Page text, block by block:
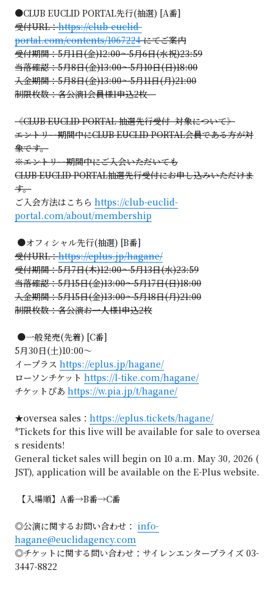
●CLUB EUCLID PORTAL先行(抽選) [A番]
受付URL：https://club-euclid-
portal.com/contents/1067224にてご案内
受付期間：5月1日(金)12:00～5月6日(水祝)23:59
当落確認：5月8日(金)13:00～5月10日(日)18:00
入金期間：5月8日(金)13:00～5月11日(月)21:00
制限枚数：各公演1会員様1申込2枚
《CLUB EUCLID PORTAL 抽選先行受付 対象について》
エントリー期間中にCLUB EUCLID PORTAL会員である方が対
象です。
※エントリー期間中にご入会いただいても
CLUB EUCLID PORTAL抽選先行受付にお申し込みいただけま
す。
ご入会方法はこちら https://club-euclid-
portal.com/about/membership
●オフィシャル先行(抽選) [B番]
受付URL：https://eplus.jp/hagane/
受付期間：5月7日(木)12:00～5月13日(水)23:59
当落確認：5月15日(金)13:00～5月17日(日)18:00
入金期間：5月15日(金)13:00～5月18日(月)21:00
制限枚数：各公演お一人様1申込2枚
●一般発売(先着) [C番]
5月30日(土)10:00〜
イープラス https://eplus.jp/hagane/
ローソンチケット https://l-tike.com/hagane/
チケットぴあ https://w.pia.jp/t/hagane/
★oversea sales： https://eplus.tickets/hagane/
*Tickets for this live will be available for sale to oversea
s residents!
General ticket sales will begin on 10 a.m. May 30, 2026 (
JST), application will be available on the E-Plus website.
【入場順】A番→B番→C番
◎公演に関するお問い合わせ： info-
hagane@euclidagency.com
◎チケットに関する問い合わせ：サイレンエンタープライズ 03-
3447-8822